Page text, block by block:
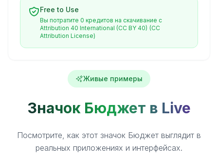
Free to Use
Вы потратите 0 кредитов на скачивание с
Attribution 40 International (CC BY 40) (CC
Attribution License)
Живые примеры
Значок Бюджет в Live
Посмотрите, как этот значок Бюджет выглядит в
реальных приложениях и интерфейсах.